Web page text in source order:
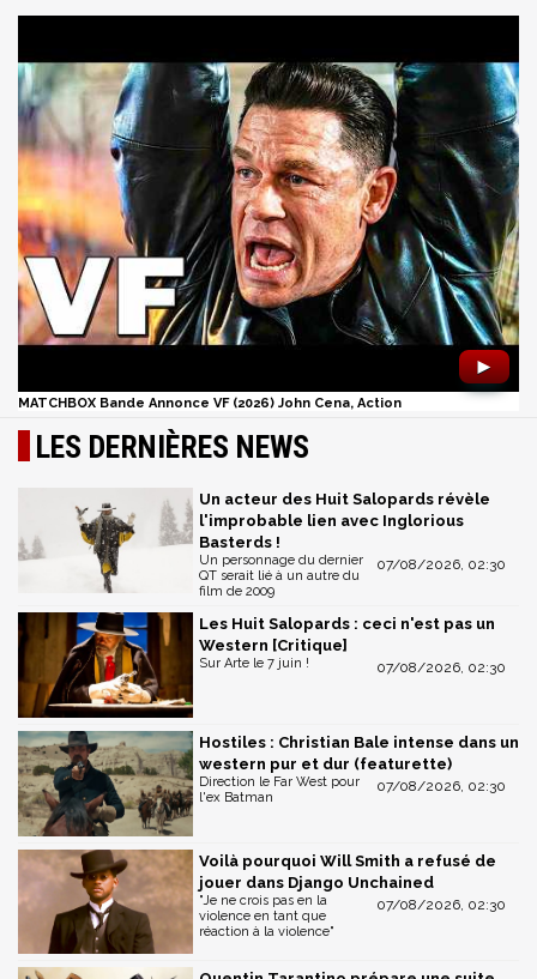
►
MATCHBOX Bande Annonce VF (2026) John Cena, Action
LES DERNIÈRES NEWS
Un acteur des Huit Salopards révèle
l'improbable lien avec Inglorious
Basterds !
07/08/2026, 02:30
Un personnage du dernier
QT serait lié à un autre du
film de 2009
Les Huit Salopards : ceci n'est pas un
Western [Critique]
07/08/2026, 02:30
Sur Arte le 7 juin !
Hostiles : Christian Bale intense dans un
western pur et dur (featurette)
07/08/2026, 02:30
Direction le Far West pour
l'ex Batman
Voilà pourquoi Will Smith a refusé de
jouer dans Django Unchained
07/08/2026, 02:30
"Je ne crois pas en la
violence en tant que
réaction à la violence"